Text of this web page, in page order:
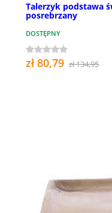
Talerzyk podstawa
posrebrzany
DOSTĘPNY
zł 80,79 zł 134,95